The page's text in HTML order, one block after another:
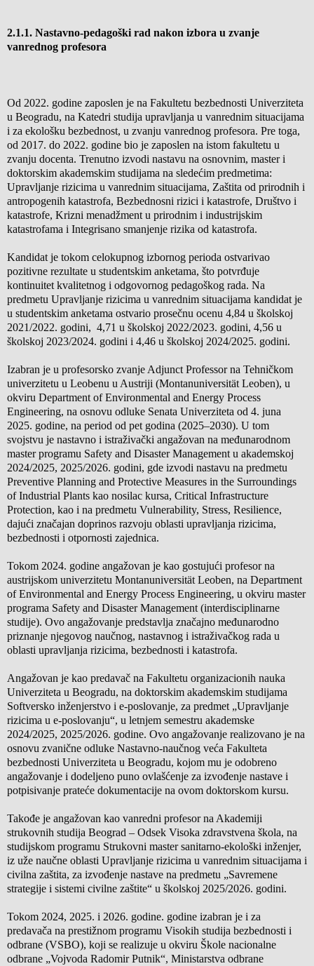
2.1.1. Nastavno-pedagoški rad nakon izbora u zvanje
vanrednog profesora
Od 2022. godine zaposlen je na Fakultetu bezbednosti Univerziteta
u Beogradu, na Katedri studija upravljanja u vanrednim situacijama
i za ekološku bezbednost, u zvanju vanrednog profesora. Pre toga,
od 2017. do 2022. godine bio je zaposlen na istom fakultetu u
zvanju docenta. Trenutno izvodi nastavu na osnovnim, master i
doktorskim akademskim studijama na sledećim predmetima:
Upravljanje rizicima u vanrednim situacijama, Zaštita od prirodnih i
antropogenih katastrofa, Bezbednosni rizici i katastrofe, Društvo i
katastrofe, Krizni menadžment u prirodnim i industrijskim
katastrofama i Integrisano smanjenje rizika od katastrofa.
Kandidat je tokom celokupnog izbornog perioda ostvarivao
pozitivne rezultate u studentskim anketama, što potvrđuje
kontinuitet kvalitetnog i odgovornog pedagoškog rada. Na
predmetu Upravljanje rizicima u vanrednim situacijama kandidat je
u studentskim anketama ostvario prosečnu ocenu 4,84 u školskoj
2021/2022. godini, 4,71 u školskoj 2022/2023. godini, 4,56 u
školskoj 2023/2024. godini i 4,46 u školskoj 2024/2025. godini.
Izabran je u profesorsko zvanje Adjunct Professor na Tehničkom
univerzitetu u Leobenu u Austriji (Montanuniversität Leoben), u
okviru Department of Environmental and Energy Process
Engineering, na osnovu odluke Senata Univerziteta od 4. juna
2025. godine, na period od pet godina (2025–2030). U tom
svojstvu je nastavno i istraživački angažovan na međunarodnom
master programu Safety and Disaster Management u akademskoj
2024/2025, 2025/2026. godini, gde izvodi nastavu na predmetu
Preventive Planning and Protective Measures in the Surroundings
of Industrial Plants kao nosilac kursa, Critical Infrastructure
Protection, kao i na predmetu Vulnerability, Stress, Resilience,
dajući značajan doprinos razvoju oblasti upravljanja rizicima,
bezbednosti i otpornosti zajednica.
Tokom 2024. godine angažovan je kao gostujući profesor na
austrijskom univerzitetu Montanuniversität Leoben, na Department
of Environmental and Energy Process Engineering, u okviru master
programa Safety and Disaster Management (interdisciplinarne
studije). Ovo angažovanje predstavlja značajno međunarodno
priznanje njegovog naučnog, nastavnog i istraživačkog rada u
oblasti upravljanja rizicima, bezbednosti i katastrofa.
Angažovan je kao predavač na Fakultetu organizacionih nauka
Univerziteta u Beogradu, na doktorskim akademskim studijama
Softversko inženjerstvo i e-poslovanje, za predmet „Upravljanje
rizicima u e-poslovanju“, u letnjem semestru akademske
2024/2025, 2025/2026. godine. Ovo angažovanje realizovano je na
osnovu zvanične odluke Nastavno-naučnog veća Fakulteta
bezbednosti Univerziteta u Beogradu, kojom mu je odobreno
angažovanje i dodeljeno puno ovlašćenje za izvođenje nastave i
potpisivanje prateće dokumentacije na ovom doktorskom kursu.
Takođe je angažovan kao vanredni profesor na Akademiji
strukovnih studija Beograd – Odsek Visoka zdravstvena škola, na
studijskom programu Strukovni master sanitarno-ekološki inženjer,
iz uže naučne oblasti Upravljanje rizicima u vanrednim situacijama i
civilna zaštita, za izvođenje nastave na predmetu „Savremene
strategije i sistemi civilne zaštite“ u školskoj 2025/2026. godini.
Tokom 2024, 2025. i 2026. godine. godine izabran je i za
predavača na prestižnom programu Visokih studija bezbednosti i
odbrane (VSBO), koji se realizuje u okviru Škole nacionalne
odbrane „Vojvoda Radomir Putnik“, Ministarstva odbrane